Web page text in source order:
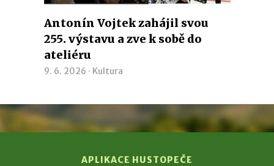
Antonín Vojtek zahájil svou
255. výstavu a zve k sobě do
ateliéru
9. 6. 2026 · Kultura
APLIKACE HUSTOPEČE